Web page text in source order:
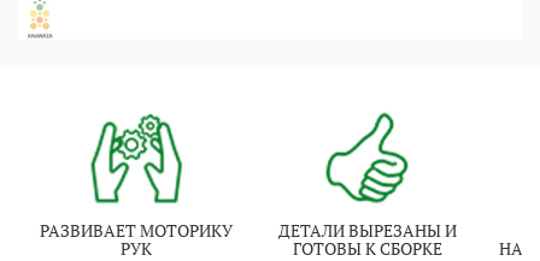
РАЗВИВАЕТ МОТОРИКУ
РУК
ДЕТАЛИ ВЫРЕЗАНЫ И
ГОТОВЫ К СБОРКЕ